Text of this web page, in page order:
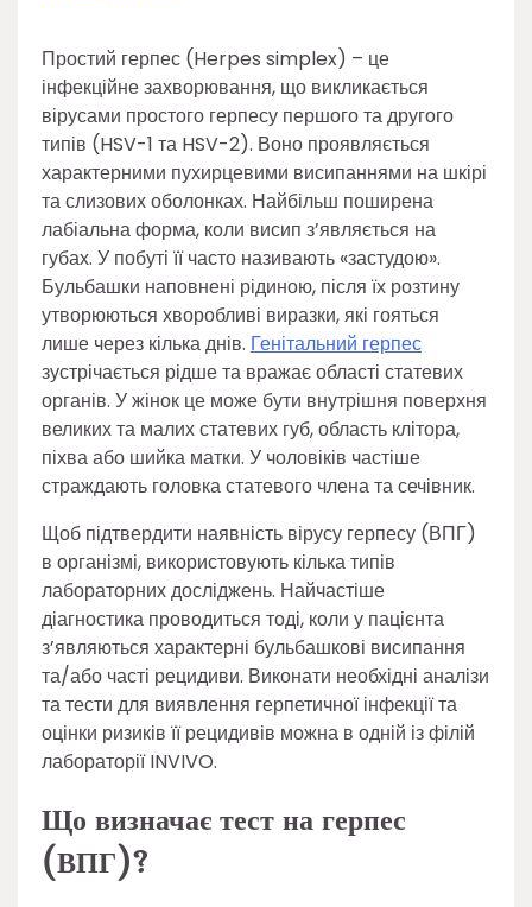
Простий герпес (Herpes simplex) – це
інфекційне захворювання, що викликається
вірусами простого герпесу першого та другого
типів (HSV-1 та HSV-2). Воно проявляється
характерними пухирцевими висипаннями на шкірі
та слизових оболонках. Найбільш поширена
лабіальна форма, коли висип з’являється на
губах. У побуті її часто називають «застудою».
Бульбашки наповнені рідиною, після їх розтину
утворюються хворобливі виразки, які гояться
лише через кілька днів. Генітальний герпес
зустрічається рідше та вражає області статевих
органів. У жінок це може бути внутрішня поверхня
великих та малих статевих губ, область клітора,
піхва або шийка матки. У чоловіків частіше
страждають головка статевого члена та сечівник.
Щоб підтвердити наявність вірусу герпесу (ВПГ)
в організмі, використовують кілька типів
лабораторних досліджень. Найчастіше
діагностика проводиться тоді, коли у пацієнта
з’являються характерні бульбашкові висипання
та/або часті рецидиви. Виконати необхідні аналізи
та тести для виявлення герпетичної інфекції та
оцінки ризиків її рецидивів можна в одній із філій
лабораторії INVIVO.
Що визначає тест на герпес
(ВПГ)?